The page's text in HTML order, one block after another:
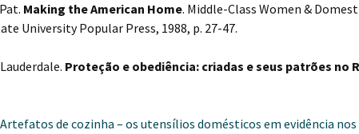
Making the American Home. Middle-Class Women &
University Popular Press, 1988, p. 27-47.
Proteção e obediência: criadas e seus patrões no
Artefatos de cozinha – os utensílios domésticos em evidência